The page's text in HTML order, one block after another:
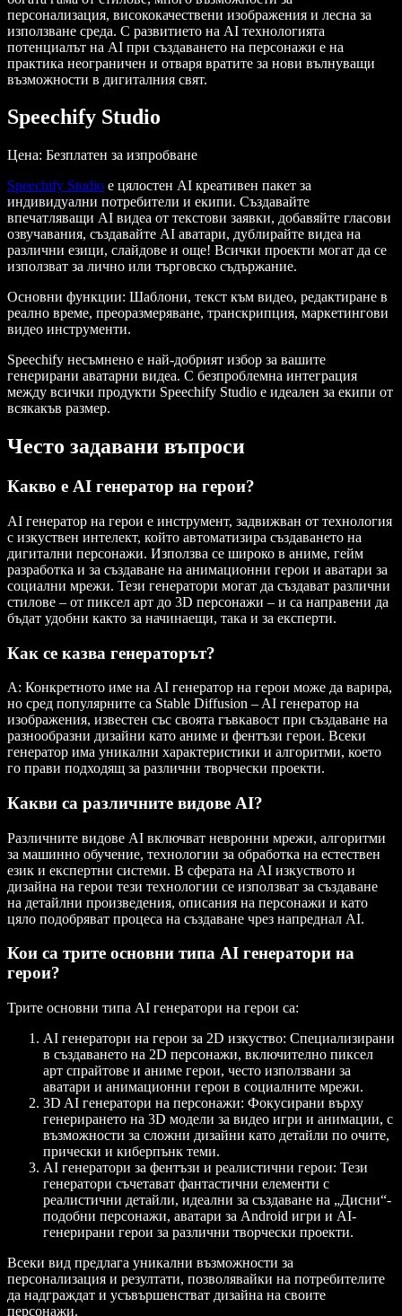
персонализация, висококачествени изображения и лесна за
използване среда. С развитието на AI технологията
потенциалът на AI при създаването на персонажи е на
практика неограничен и отваря вратите за нови вълнуващи
възможности в дигиталния свят.
Speechify Studio
Цена: Безплатен за изпробване
Speechify Studio е цялостен AI креативен пакет за
индивидуални потребители и екипи. Създавайте
впечатляващи AI видеа от текстови заявки, добавяйте гласови
озвучавания, създавайте AI аватари, дублирайте видеа на
различни езици, слайдове и още! Всички проекти могат да се
използват за лично или търговско съдържание.
Основни функции: Шаблони, текст към видео, редактиране в
реално време, преоразмеряване, транскрипция, маркетингови
видео инструменти.
Speechify несъмнено е най-добрият избор за вашите
генерирани аватарни видеа. С безпроблемна интеграция
между всички продукти Speechify Studio е идеален за екипи от
всякакъв размер.
Често задавани въпроси
Какво е AI генератор на герои?
AI генератор на герои е инструмент, задвижван от технология
с изкуствен интелект, който автоматизира създаването на
дигитални персонажи. Използва се широко в аниме, гейм
разработка и за създаване на анимационни герои и аватари за
социални мрежи. Тези генератори могат да създават различни
стилове – от пиксел арт до 3D персонажи – и са направени да
бъдат удобни както за начинаещи, така и за експерти.
Как се казва генераторът?
A: Конкретното име на AI генератор на герои може да варира,
но сред популярните са Stable Diffusion – AI генератор на
изображения, известен със своята гъвкавост при създаване на
разнообразни дизайни като аниме и фентъзи герои. Всеки
генератор има уникални характеристики и алгоритми, което
го прави подходящ за различни творчески проекти.
Какви са различните видове AI?
Различните видове AI включват невронни мрежи, алгоритми
за машинно обучение, технологии за обработка на естествен
език и експертни системи. В сферата на AI изкуството и
дизайна на герои тези технологии се използват за създаване
на детайлни произведения, описания на персонажи и като
цяло подобряват процеса на създаване чрез напреднал AI.
Кои са трите основни типа AI генератори на
герои?
Трите основни типа AI генератори на герои са:
AI генератори на герои за 2D изкуство: Специализирани
в създаването на 2D персонажи, включително пиксел
арт спрайтове и аниме герои, често използвани за
аватари и анимационни герои в социалните мрежи.
3D AI генератори на персонажи: Фокусирани върху
генерирането на 3D модели за видео игри и анимации, с
възможности за сложни дизайни като детайли по очите,
прически и киберпънк теми.
AI генератори за фентъзи и реалистични герои: Тези
генератори съчетават фантастични елементи с
реалистични детайли, идеални за създаване на „Дисни“-
подобни персонажи, аватари за Android игри и AI-
генерирани герои за различни творчески проекти.
Всеки вид предлага уникални възможности за
персонализация и резултати, позволявайки на потребителите
да надграждат и усъвършенстват дизайна на своите
персонажи.